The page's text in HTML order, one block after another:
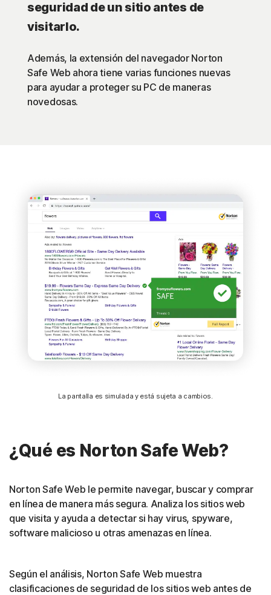
seguridad de un sitio antes de
visitarlo.
Además, la extensión del navegador Norton
Safe Web ahora tiene varias funciones nuevas
para ayudar a proteger su PC de maneras
novedosas.
La pantalla es simulada y está sujeta a cambios.
¿Qué es Norton Safe Web?
Norton Safe Web le permite navegar, buscar y comprar
en línea de manera más segura. Analiza los sitios web
que visita y ayuda a detectar si hay virus, spyware,
software malicioso u otras amenazas en línea.
Según el análisis, Norton Safe Web muestra
clasificaciones de seguridad de los sitios web antes de